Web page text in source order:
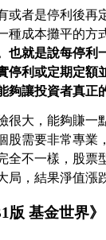
者是停利後再
種成本攤平的方
也就是說每停利
停利或定期定額
讓投資者真正
很大，能夠賺一
股需要非常專業
全不一樣，股票
，結果淨值漲
版 基金世界》